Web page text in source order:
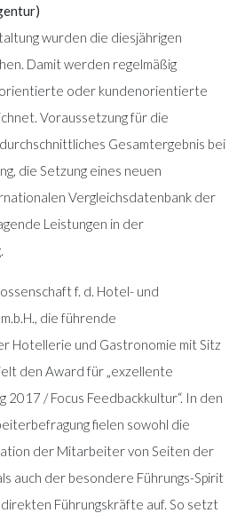
wurden die diesjährigen
Damit werden regelmäßig
oder kundenorientierte
Voraussetzung für die
Gesamtergebnis bei
die Setzung eines neuen
Vergleichsdatenbank der
Leistungen in der
f. d. Hotel- und
die führende
Hotellerie und Gastronomie mit Sitz
den Award für „exzellente
/ Focus Feedbackkultur“. In den
fielen sowohl die
der Mitarbeiter von Seiten der
auch der besondere Führungs-Spirit
Führungskräfte auf. So setzt